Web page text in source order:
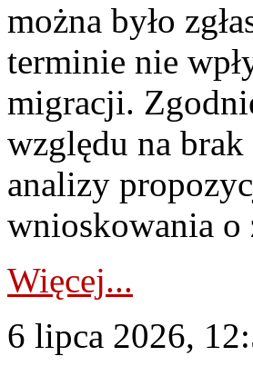
można było
terminie nie
migracji.
względu na
analizy
wnioskowania
Więcej...
6 lipca 2026,